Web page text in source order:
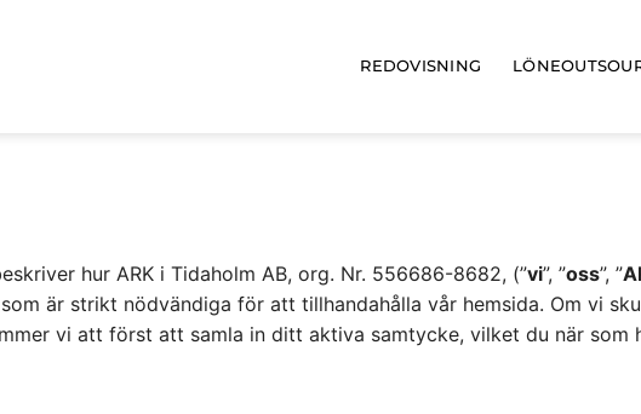
REDOVISNING
hur ARK i Tidaholm AB, org. Nr. 556686-8682, (”vi”, ”oss”, ”
är strikt nödvändiga för att tillhandahålla vår hemsida. Om vi
vi att först att samla in ditt aktiva samtycke, vilket du när som